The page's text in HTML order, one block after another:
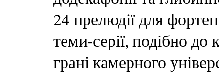
24 прелюдії для
теми-серії, подібно до
грані камерного